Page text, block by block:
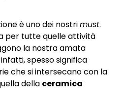
è uno dei nostrimust.
per tutte quelle attività
la nostra amata
spesso significa
che si intersecano con la
della ceramica